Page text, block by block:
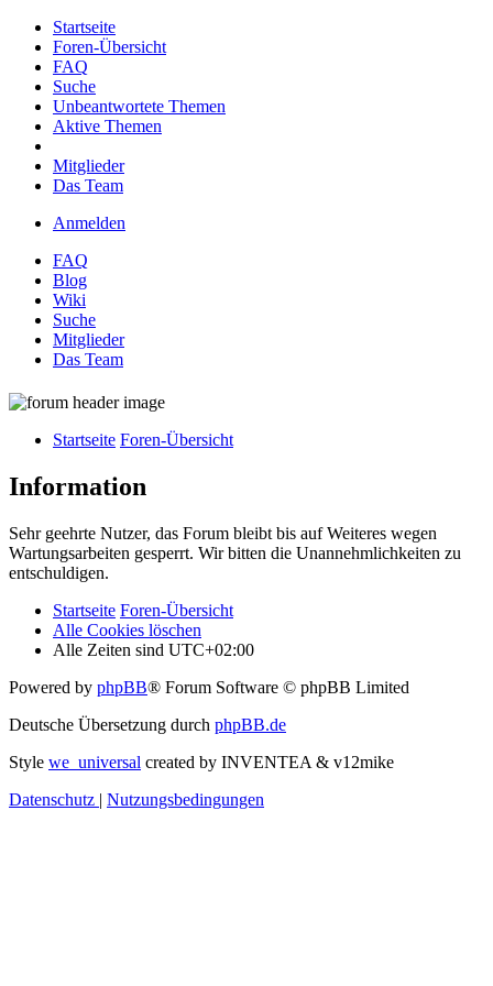
Startseite
Foren-Übersicht
FAQ
Suche
Unbeantwortete Themen
Aktive Themen
Mitglieder
Das Team
Anmelden
FAQ
Blog
Wiki
Suche
Mitglieder
Das Team
Startseite Foren-Übersicht
Information
Sehr geehrte Nutzer, das Forum bleibt bis auf Weiteres wegen
Wartungsarbeiten gesperrt. Wir bitten die Unannehmlichkeiten zu
entschuldigen.
Startseite Foren-Übersicht
Alle Cookies löschen
Alle Zeiten sind UTC+02:00
Powered by phpBB® Forum Software © phpBB Limited
Deutsche Übersetzung durch phpBB.de
Style we_universal created by INVENTEA & v12mike
Datenschutz | Nutzungsbedingungen